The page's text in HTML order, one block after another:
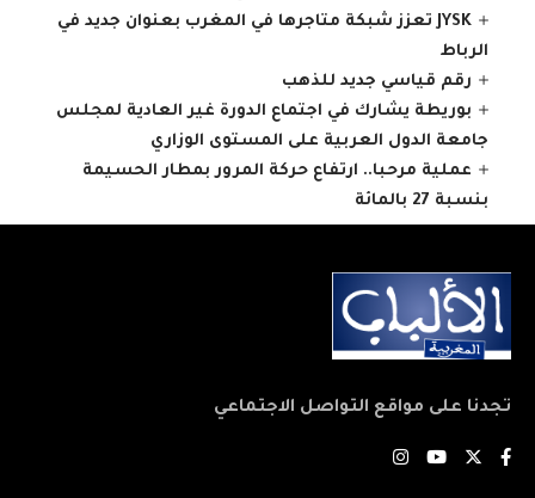
JYSK تعزز شبكة متاجرها في المغرب بعنوان جديد في
الرباط
رقم قياسي جديد للذهب
بوريطة يشارك في اجتماع الدورة غير العادية لمجلس
جامعة الدول العربية على المستوى الوزاري
عملية مرحبا.. ارتفاع حركة المرور بمطار الحسيمة
بنسبة 27 بالمائة
تجدنا على مواقع التواصل الاجتماعي